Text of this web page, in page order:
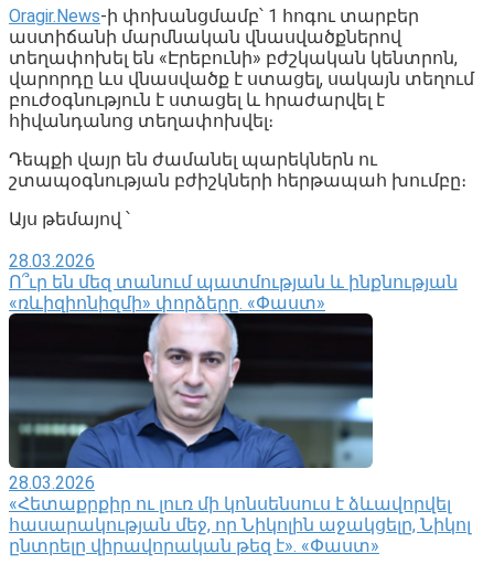
Oragir.News-ի փոխանցմամբ՝ 1 հոգու տարբեր
աստիճանի մարմնական վնասվածքներով
տեղափոխել են «Էրեբունի» բժշկական կենտրոն,
վարորդը ևս վնասվածք է ստացել, սակայն տեղում
բուժօգնություն է ստացել և հրաժարվել է
հիվանդանոց տեղափոխվել։
Դեպքի վայր են ժամանել պարեկներն ու
շտապօգնության բժիշկների հերթապահ խումբը։
Այս թեմայով ՝
28.03.2026
Ո՞ւր են մեզ տանում պատմության և ինքնության
«ռևիզիոնիզմի» փորձերը. «Փաստ»
28.03.2026
«Հետաքրքիր ու լուռ մի կոնսենսուս է ձևավորվել
հասարակության մեջ, որ Նիկոլին աջակցելը, Նիկոլ
ընտրելը վիրավորական թեզ է». «Փաստ»